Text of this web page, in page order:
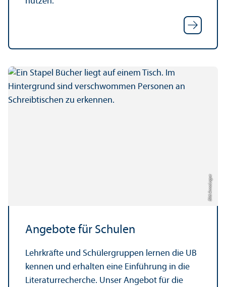
Bild: Anna Logue
Angebote für Schulen
Lehr­kräfte und Schüler­gruppen lernen die UB
kennen und erhalten eine Einführung in die
Literatur­recherche. Unser Angebot für die